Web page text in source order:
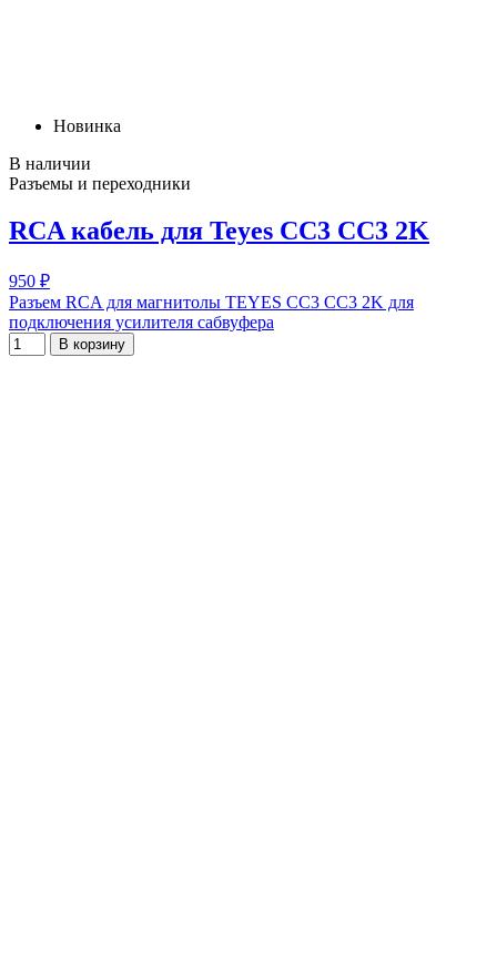
Новинка
В наличии
Разъемы и переходники
RCA кабель для Teyes СС3 СС3 2K
950 ₽
Разъем RCA для магнитолы TEYES СС3 СС3 2K для
подключения усилителя сабвуфера
В корзину